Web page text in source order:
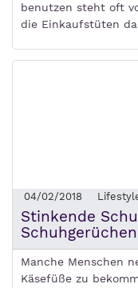
benutzen steht oft
die Einkaufstüten
04/02/2018
Stinkende
Manche Menschen
Käsefüße zu